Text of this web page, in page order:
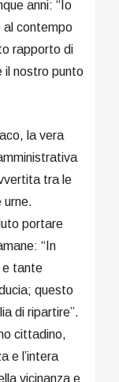
anni: “Io
al contempo
rapporto di
il nostro punto
la vera
tra le
urne.
portare
“In
e tante
questo
di ripartire”.
cittadino,
e l’intera
vicinanza e